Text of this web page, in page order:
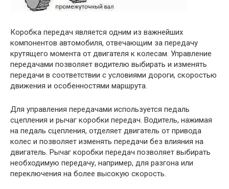
Коробка передач является одним из важнейших
компонентов автомобиля, отвечающим за передачу
крутящего момента от двигателя к колесам. Управление
передачами позволяет водителю выбирать и изменять
передачи в соответствии с условиями дороги, скоростью
движения и особенностями маршрута.
Для управления передачами используется педаль
сцепления и рычаг коробки передач. Водитель, нажимая
на педаль сцепления, отделяет двигатель от привода
колес и позволяет изменять передачи без влияния на
двигатель. Рычаг коробки передач позволяет выбирать
необходимую передачу, например, для разгона или
переключения на более высокую скорость.